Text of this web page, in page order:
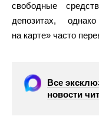
свободные
депозитах,
на карте» часто
Все
новости